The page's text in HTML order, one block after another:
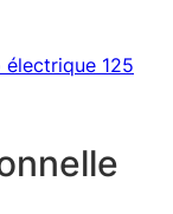
125